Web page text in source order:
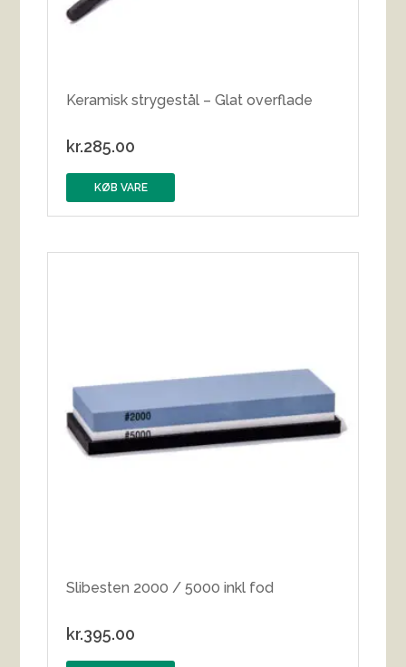
Keramisk strygestål – Glat overflade
kr.285.00
KØB VARE
Slibesten 2000 / 5000 inkl fod
kr.395.00